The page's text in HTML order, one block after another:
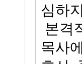
심하
본격
목사